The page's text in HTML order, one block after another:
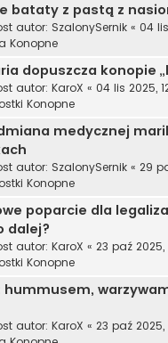
bataty z pastą z
autor: SzalonySernik « 04
Konopne
dopuszcza konopie
autor: KaroX « 04 lis 2025,
Konopne
medycznej
autor: SzalonySernik « 29
Konopne
poparcie dla
dalej?
autor: KaroX « 23 paź 2025,
Konopne
hummusem,
autor: KaroX « 23 paź 2025,